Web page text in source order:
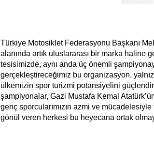
Türkiye Motosiklet Federasyonu Başkanı
alanında artık uluslararası bir marka haline
tesisimizde, aynı anda üç önemli
gerçekleştireceğimiz bu organizasyon,
ülkemizin spor turizmi potansiyelini
şampiyonalar, Gazi Mustafa Kemal
genç sporcularımızın azmi ve
gönül veren herkesi bu heyecana ortak